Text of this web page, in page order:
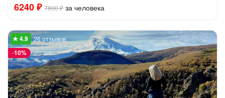
6240 ₽ 7800 ₽ за человека
-10%
26 отзывов